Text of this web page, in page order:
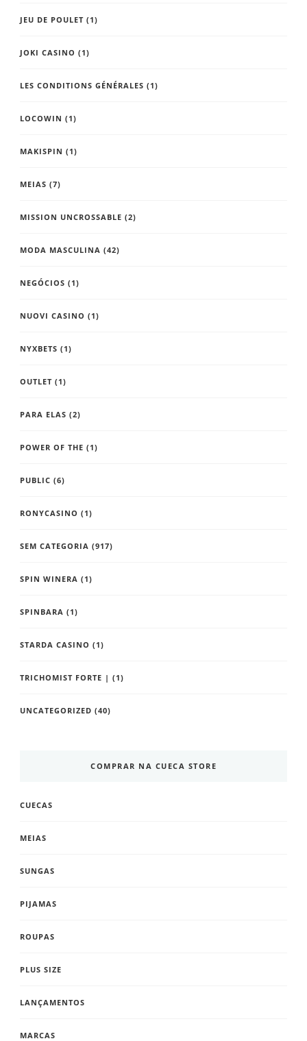
JEU DE POULET (1)
JOKI CASINO (1)
LES CONDITIONS GÉNÉRALES (1)
LOCOWIN (1)
MAKISPIN (1)
MEIAS (7)
MISSION UNCROSSABLE (2)
MODA MASCULINA (42)
NEGÓCIOS (1)
NUOVI CASINO (1)
NYXBETS (1)
OUTLET (1)
PARA ELAS (2)
POWER OF THE (1)
PUBLIC (6)
RONYCASINO (1)
SEM CATEGORIA (917)
SPIN WINERA (1)
SPINBARA (1)
STARDA CASINO (1)
TRICHOMIST FORTE | (1)
UNCATEGORIZED (40)
COMPRAR NA CUECA STORE
CUECAS
MEIAS
SUNGAS
PIJAMAS
ROUPAS
PLUS SIZE
LANÇAMENTOS
MARCAS